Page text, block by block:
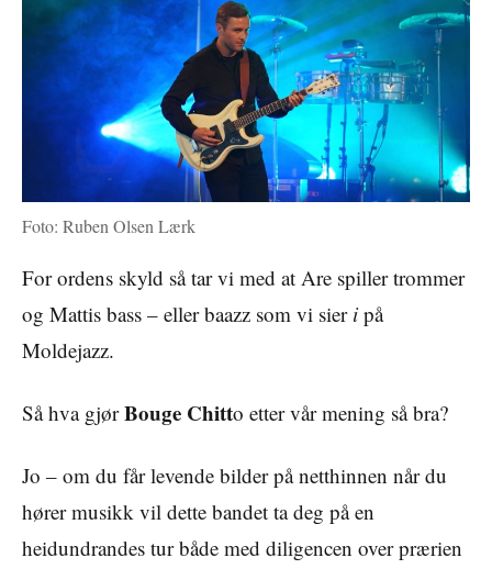
Foto: Ruben Olsen Lærk
For ordens skyld så tar vi med at Are spiller trommer
og Mattis bass – eller baazz som vi sier i på
Moldejazz.
Så hva gjørBouge Chitto etter vår mening så bra?
Jo – om du får levende bilder på netthinnen når du
hører musikk vil dette bandet ta deg på en
heidundrandes tur både med diligencen over prærien